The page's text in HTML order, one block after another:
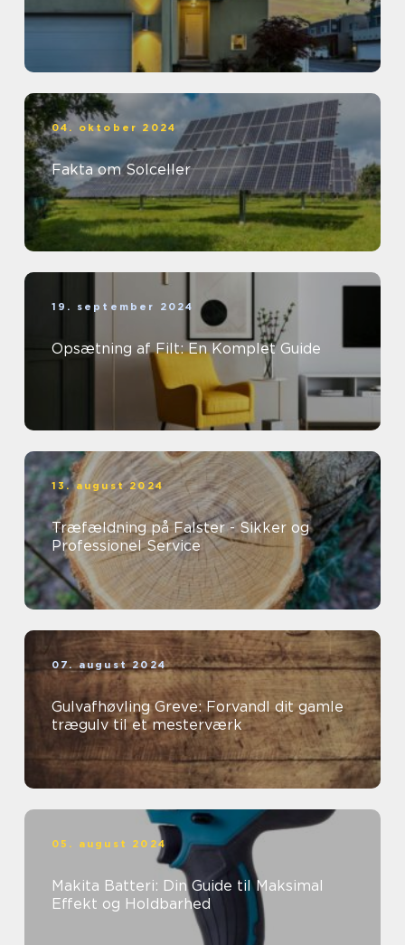
04. oktober 2024
Fakta om Solceller
19. september 2024
Opsætning af Filt: En Komplet Guide
13. august 2024
Træfældning på Falster - Sikker og
Professionel Service
07. august 2024
Gulvafhøvling Greve: Forvandl dit gamle
trægulv til et mesterværk
05. august 2024
Makita Batteri: Din Guide til Maksimal
Effekt og Holdbarhed